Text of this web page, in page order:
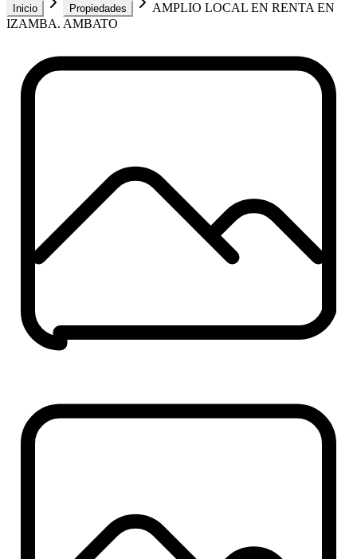
Inicio Propiedades
AMPLIO LOCAL EN RENTA EN
IZAMBA. AMBATO